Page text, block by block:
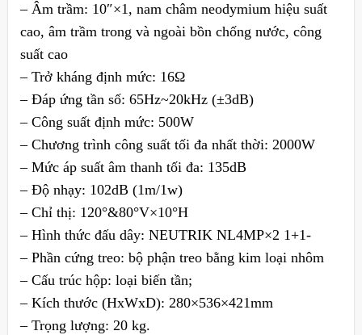
– Âm trầm: 10″×1, nam châm neodymium hiệu suất
cao, âm trầm trong và ngoài bồn chống nước, công
suất cao
– Trở kháng định mức: 16Ω
– Đáp ứng tần số: 65Hz~20kHz (±3dB)
– Công suất định mức: 500W
– Chương trình công suất tối đa nhất thời: 2000W
– Mức áp suất âm thanh tối đa: 135dB
– Độ nhạy: 102dB (1m/1w)
– Chỉ thị: 120°&80°V×10°H
– Hình thức đấu dây: NEUTRIK NL4MP×2 1+1-
– Phần cứng treo: bộ phận treo bằng kim loại nhôm
– Cấu trúc hộp: loại biến tần;
– Kích thước (HxWxD): 280×536×421mm
– Trọng lượng: 20 kg.